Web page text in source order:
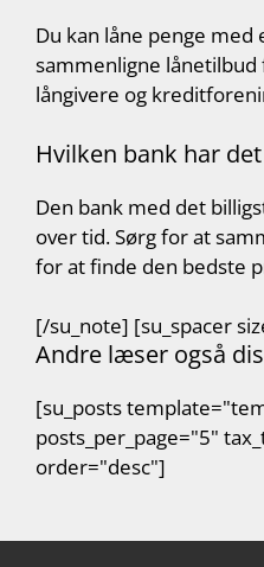
Du kan låne penge med
sammenligne lånetilbud
långivere og
Hvilken bank har
Den bank med det
over tid. Sørg for at
for at finde den bedste
[/su_note] [su_spacer
Andre læser også
[su_posts
posts_per_page="5"
order="desc"]